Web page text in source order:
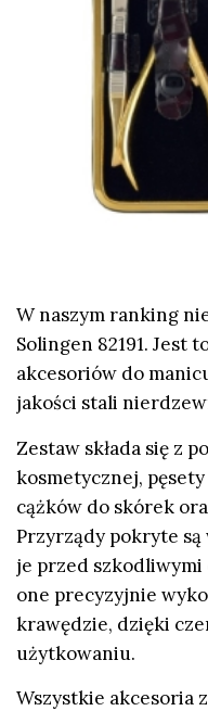
W naszym ranking
Solingen 82191. Jest
akcesoriów do
jakości stali
Zestaw składa się z
kosmetycznej,
cążków do skórek
Przyrządy pokryte
je przed
one precyzyjnie
krawędzie, dzięki
użytkowaniu.
Wszystkie akcesoria